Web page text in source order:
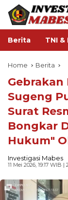
Berita TNI &
Home Berita
Gebrakan
Sugeng
Surat
Bongkar
Hukum"
Investigasi Mabes
11 Mei 2026, 19:17 WIB |